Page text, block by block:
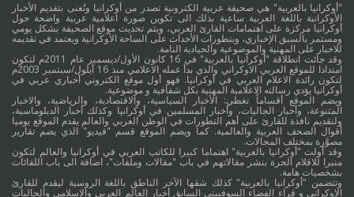
"أوكرانيا بالعربية" هي صحيفة عربية الكترونية تصدر من أوكرانيا وتُعنى بتقديم الأخبار
الأوكرانية باللغة العربية ساعية بذلك الى تكوين صورة اعلامية عربية واضحة حول
أوكرانيا مركزة على اهتمامات القارئ العربي، ويتم تحديث موقع الصحيفة بشكل يومي
ومستمر بالسبق الإخباري، وبتطورات الأحداث على الساحة الأوكرانية ويعتمد في تقديمه
للاخبار على المهنية والموضوعية والحيادية التامة.
وقد جائت انطلاقة "أوكرانيا بالعربية" في 16 كانون الأول/ديسمبر عام 2011م لتكون
امتدادا للموقع العربي الاوكراني والذي بدأ عمله الاعلامي منذ 16 أيلول/سبتمبر 2003م
لتكون رائدة الاعلام العربي في أوكرانيا. فهو أول موقع الكتروني أخباري عربي في
أوكرانيا يؤدي رسالته الاعلامية المهنية بكل شفافية و موضوعية.
ويضم الموقع أقساماً تغطي: الأخبار السياسية، والاقتصادية، والرياضية، والاخبار
المتنوعة، وأخبار الجاليات، وأخبار المسلمين في أوكرانيا وكذلك أخبار الدبلوماسية،
ولتقديم نافذة للقارئ على أهم التطورات في الوطن العربي والعالم يقدم الموقع يوميا
أقوال الصحف العربية والعالمية. كما ويضم الموقع قسم "فيديو" الذي يضم تقارير
مصوَّرة بمختلف المجالات.
وقد أولت "أوكرانيا بالعربية" اهتماما كبيرا للكاتب العربي في أوكرانيا والعالم لتكون
منبرا للاقلام الحرة بنشر مقالاتهم في باب "مقالات وملفات"، اضافة الى باب اللقائات
بشخصيات هامة.
وتتضمن "أوكرانيا بالعربية" كذلك شقها الآخر الناطق باللغة الروسية ليقدم للقارئ
الاوكراني و قراء الفضاء السوفييتي السابق أخبار العالم العربي والاسلامي والجاليات